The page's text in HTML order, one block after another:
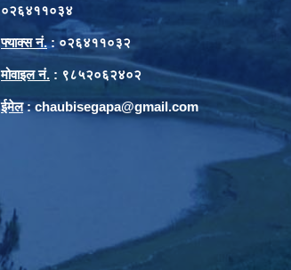
०२६४११०३४
फ्याक्स नं.: ०२६४११०३२
मोवाइल नं. : ९८५२०६२४०२
ईमेल: chaubisegapa@gmail.com